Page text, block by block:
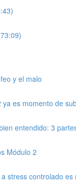
y el malo
ya es momento de
entendido: 3
Módulo 2
stress controlado